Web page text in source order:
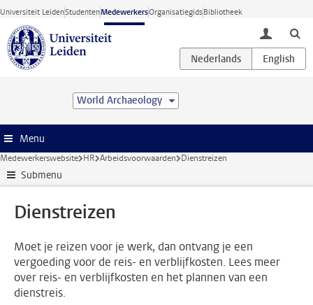
Ga direct naar de inhoud
Universiteit LeidenStudentenMedewerkersOrganisatiegidsBibliotheek
toggle
World Archaeology
Menu
Medewerkerswebsite HR Arbeidsvoorwaarden Dienstreizen
Submenu
Dienstreizen
Moet je reizen voor je werk, dan ontvang je een
vergoeding voor de reis- en verblijfkosten. Lees meer
over reis- en verblijfkosten en het plannen van een
dienstreis.